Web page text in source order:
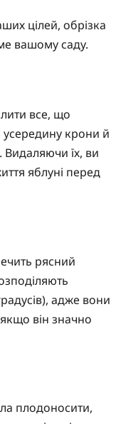
цілей, обрізка
вашому саду.
все, що
усередину крони й
Видаляючи їх, ви
яблуні перед
рясний
адже вони
він значно
плодоносити,